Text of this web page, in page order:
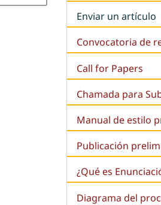
Enviar un artículo
Convocatoria de
Call for Papers
Chamada para
Manual de estilo
Publicación
¿Qué es
Diagrama del